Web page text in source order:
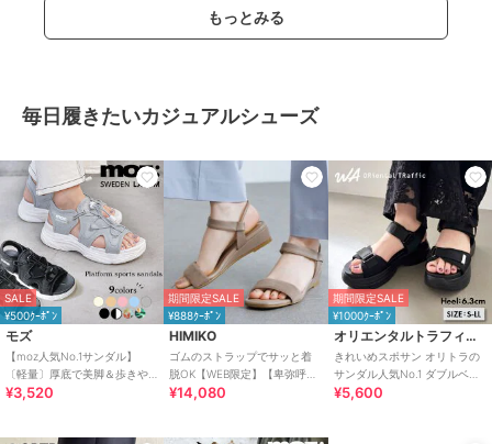
もっとみる
毎日履きたいカジュアルシューズ
SALE
¥500ｸｰﾎﾟﾝ
モズ
【moz人気No.1サンダル】
〔軽量〕厚底で美脚＆歩きや
すい！疲れにくいフィット感
¥3,520
期間限定SALE
¥888ｸｰﾎﾟﾝ
HIMIKO
ゴムのストラップでサッと着
脱OK【WEB限定】【卑弥呼
26SS】ゴムストラップサンダ
¥14,080
期間限定SALE
¥1000ｸｰﾎﾟﾝ
オリエンタルトラフィック
きれいめスポサン オリトラの
サンダル人気No.1 ダブルベル
ト スポーツサンダル /42207
¥5,600